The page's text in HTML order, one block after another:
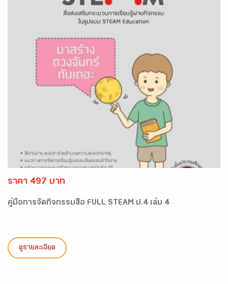
ราคา 497 บาท
คู่มือการจัดกิจกรรมสื่อ FULL STEAM ป.4 เล่ม 4
ดูรายละเอียด